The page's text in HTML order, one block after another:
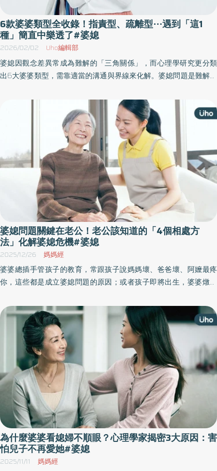
6款婆婆類型全收錄！指責型、疏離型⋯遇到「這1
種」簡直中樂透了#婆媳
2026/02/02 Uho編輯部
婆媳因觀念差異常成為難解的「三角關係」，而心理學研究更分類
出6大婆婆類型，需靠適當的溝通與界線來化解。婆媳問題是難解的
中，自創「VAULT方法」，打造從溝通價值觀到設定健康界線的5個
步驟，並針對29個最常見的日常情境設定參考回答，帶領讀者打破
不健康的互動模式，化解與婆婆之間的衝突，讓婚姻更穩固、人生
婆媳問題關鍵在老公！老公該知道的「4個相處方
法」化解婆媳危機#婆媳
2025/12/26 媽媽經
婆婆總插手管孩子的教育，常跟孩子說媽媽壞、爸爸壞、阿嬤最疼
你，這些都是成立婆媳問題的原因；或者孩子即將出生，婆婆燉藥
顧媳婦能不能接受中藥味，總說為了孫子好，總總無奈之下，隊友
該怎麼化解危機也是一大難題。《優活健康網》特摘此篇分享老公
必看的婆媳問題應對攻略。
為什麼婆婆看媳婦不順眼？心理學家揭密3大原因：害
怕兒子不再愛她#婆媳
2025/11/11 媽媽經